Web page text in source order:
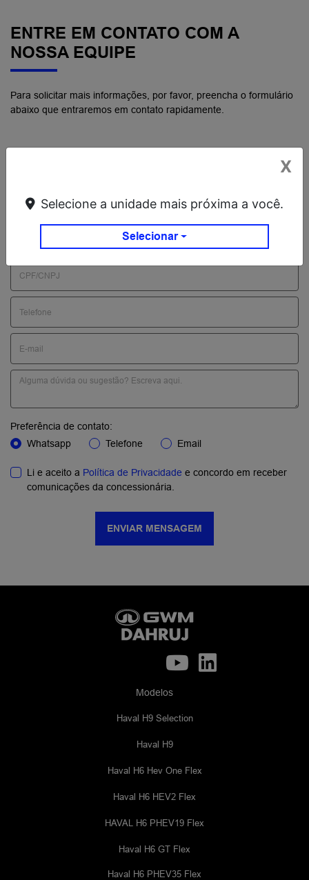
ENTRE EM CONTATO COM A
NOSSA EQUIPE
Para solicitar mais informações, por favor, preencha o formulário
abaixo que entraremos em contato rapidamente.
Preferência de contato:
Whatsapp
Telefone Email
Li e aceito a Política de Privacidade e concordo em receber
comunicações da concessionária.
ENVIAR MENSAGEM
Modelos
Haval H9 Selection
Haval H9
Haval H6 Hev One Flex
Haval H6 HEV2 Flex
HAVAL H6 PHEV19 Flex
Haval H6 GT Flex
Haval H6 PHEV35 Flex
X
Selecione a unidade mais próxima a você.
Selecionar